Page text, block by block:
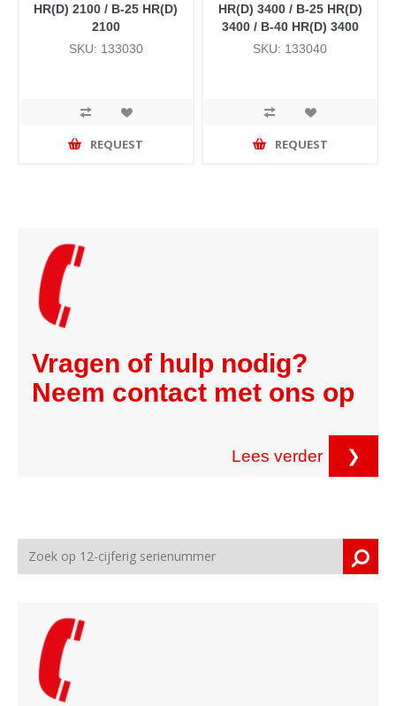
HR(D) 2100 / B-25 HR(D)
2100
SKU: 133030
REQUEST
HR(D) 3400 / B-25 HR(D)
3400 / B-40 HR(D) 3400
SKU: 133040
REQUEST
Vragen of hulp nodig?
Neem contact met ons op
Lees verder ❯